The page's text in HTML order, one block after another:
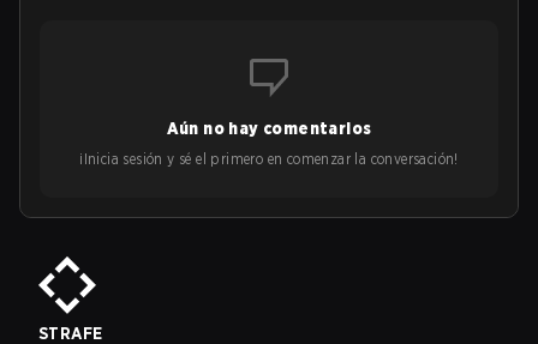
Aún no hay comentarios
¡Inicia sesión y sé el primero en comenzar la conversación!
STRAFE